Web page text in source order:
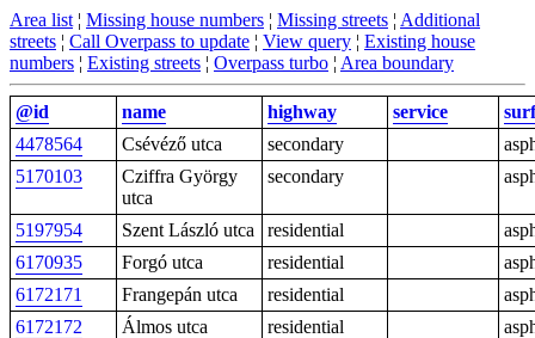
Area list ¦ Missing house numbers ¦ Missing streets ¦ Additional
streets ¦ Call Overpass to update ¦ View query ¦ Existing house
numbers ¦ Existing streets ¦ Overpass turbo ¦ Area boundary
@id name highway service
4478564
Csévéző utca secondary
5170103
Cziffra György
utca
secondary
5197954 Szent László utca residential
6170935
Forgó utca residential
6172171
Frangepán utca residential
6172172
Álmos utca residential